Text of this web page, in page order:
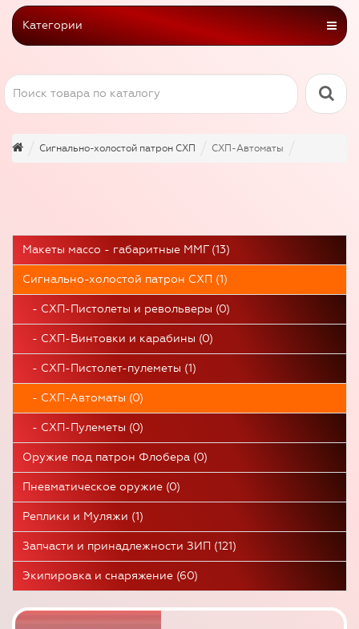
Категории
Сигнально-холостой патрон СХП СХП-Автоматы
Макеты массо - габаритные ММГ (13)
Сигнально-холостой патрон СХП (1)
- СХП-Пистолеты и револьверы (0)
- СХП-Винтовки и карабины (0)
- СХП-Пистолет-пулеметы (1)
- СХП-Автоматы (0)
- СХП-Пулеметы (0)
Оружие под патрон Флобера (0)
Пневматическое оружие (0)
Реплики и Муляжи (1)
Запчасти и принадлежности ЗИП (121)
Экипировка и снаряжение (60)